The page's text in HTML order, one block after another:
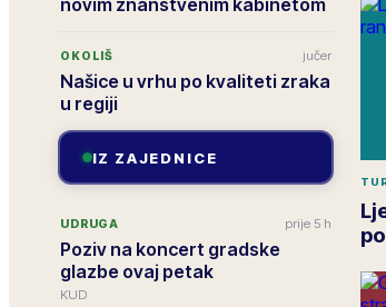
novim znanstvenim kabinetom
OKOLIŠ jučer
Našice u vrhu po kvaliteti zraka
u regiji
IZ ZAJEDNICE
UDRUGA prije 5 h
Poziv na koncert gradske
glazbe ovaj petak
KUD